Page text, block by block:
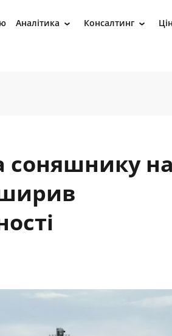
Аналітика › Консалтинг ›
соняшнику на